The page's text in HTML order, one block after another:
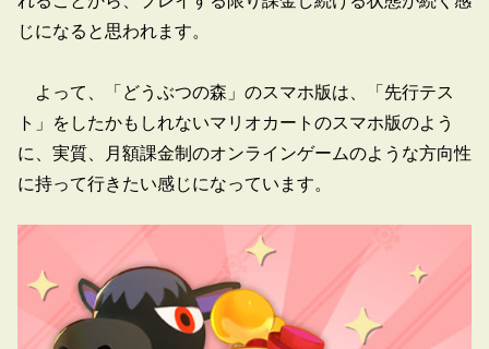
じになると思われます。
よって、「どうぶつの森」のスマホ版は、「先行テス
ト」をしたかもしれないマリオカートのスマホ版のよう
に、実質、月額課金制のオンラインゲームのような方向性
に持って行きたい感じになっています。